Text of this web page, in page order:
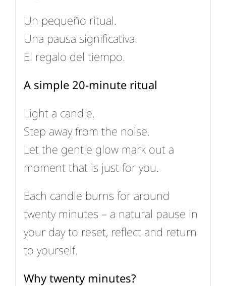
Un pequeño ritual.
Una pausa significativa.
El regalo del tiempo.
A simple 20-minute ritual
Light a candle.
Step away from the noise.
Let the gentle glow mark out a
moment that is just for you.
Each candle burns for around
twenty minutes – a natural pause in
your day to reset, reflect and return
to yourself.
Why twenty minutes?